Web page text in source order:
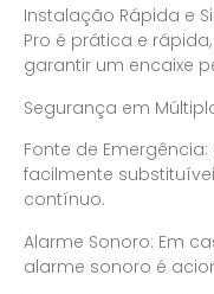
Instalação Rápida e
Pro é prática e
garantir um encaixe
Segurança em
Fonte de
facilmente
contínuo.
Alarme Sonoro: Em
alarme sonoro é